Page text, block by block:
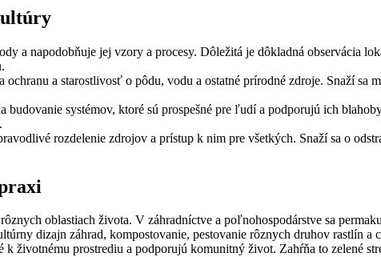
a napodobňuje jej vzory a procesy. Dôležitá je dôkladná observácia
ochranu a starostlivosť o pôdu, vodu a ostatné prírodné zdroje. Snaží
budovanie systémov, ktoré sú prospešné pre ľudí a podporujú ich
rozdelenie zdrojov a prístup k nim pre všetkých. Snaží sa o
oblastiach života. V záhradníctve a poľnohospodárstve sa
dizajn záhrad, kompostovanie, pestovanie rôznych druhov rastlín
k životnému prostrediu a podporujú komunitný život. Zahŕňa to zelené